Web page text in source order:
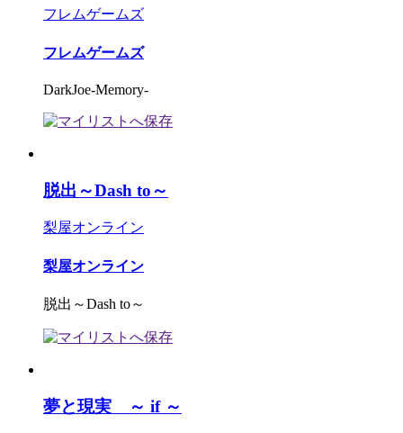
フレムゲームズ
フレムゲームズ
DarkJoe-Memory-
脱出～Dash to～
梨屋オンライン
梨屋オンライン
脱出～Dash to～
夢と現実 ～ if ～